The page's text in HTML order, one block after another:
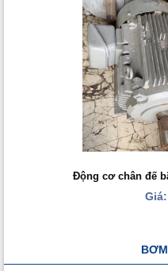
Động cơ chân đế
Giá: